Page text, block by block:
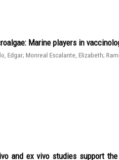
Marine players in
Edgar;Monreal Escalante, Elizabeth;
and ex vivo studies support